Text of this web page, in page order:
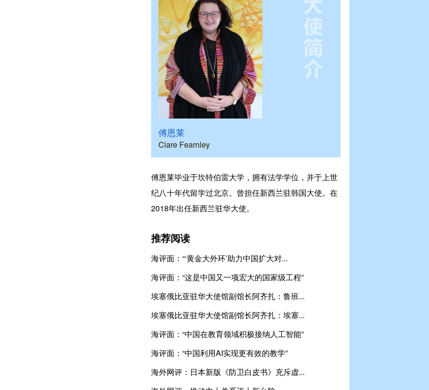
傅恩莱
Clare Fearnley
傅恩莱毕业于坎特伯雷大学，拥有法学学位，并于上世
纪八十年代留学过北京。曾担任新西兰驻韩国大使。在
2018年出任新西兰驻华大使。
推荐阅读
海评面：“‘黄金大外环’助力中国扩大对...
海评面：“这是中国又一项宏大的国家级工程”
埃塞俄比亚驻华大使馆副馆长阿齐扎：鲁班...
埃塞俄比亚驻华大使馆副馆长阿齐扎：埃塞...
海评面：“中国在教育领域积极接纳人工智能”
海评面：“中国利用AI实现更有效的教学”
海外网评：日本新版《防卫白皮书》充斥虚...